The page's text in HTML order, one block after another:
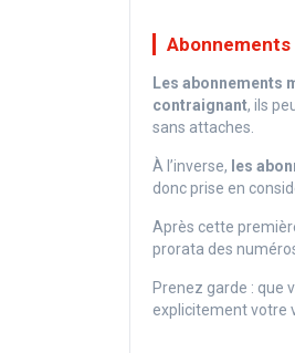
Les abonnements
contraignant, ils
sans attaches.
À l’inverse, les
donc prise en
Après cette
prorata des
Prenez garde : que
explicitement votre